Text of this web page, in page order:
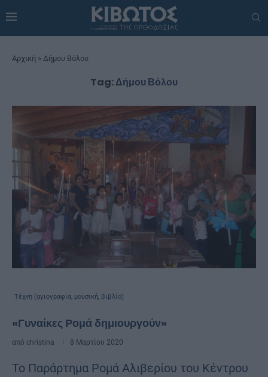
Αρχική » Δήμου Βόλου
Tag:Δήμου Βόλου
Τέχνη (αγιογραφία, μουσική, βιβλίο)
«Γυναίκες Ρομά δημιουργούν»
από christina 8 Μαρτίου 2020
Το Παράρτημα Ρομά Αλιβερίου του Κέντρου